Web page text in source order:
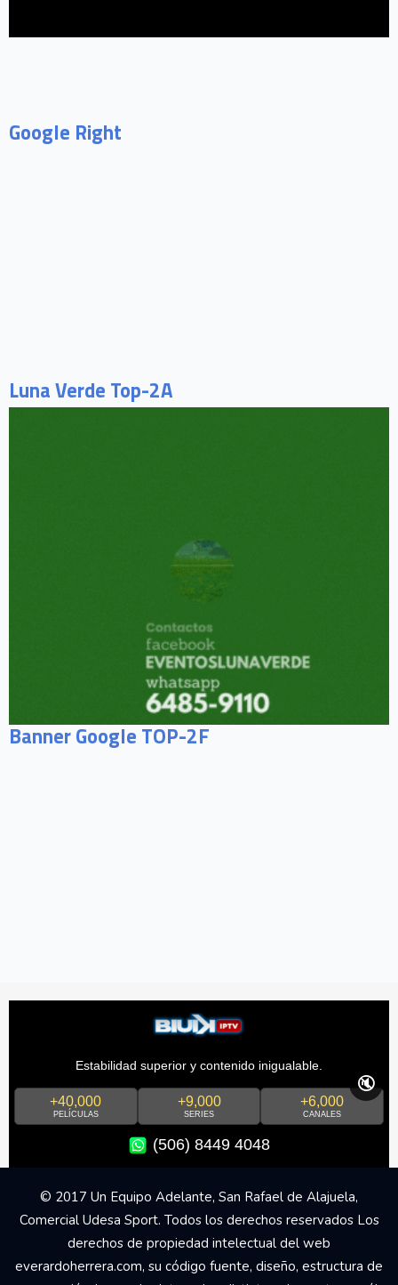
Google Right
Luna Verde Top-2A
Banner Google TOP-2F
Estabilidad superior y contenido inigualable.
+40,000
PELÍCULAS
+9,000
SERIES
+6,000
CANALES
(506) 8449 4048
🔇
© 2017 Un Equipo Adelante, San Rafael de Alajuela,
Comercial Udesa Sport. Todos los derechos reservados Los
derechos de propiedad intelectual del web
everardoherrera.com, su código fuente, diseño, estructura de